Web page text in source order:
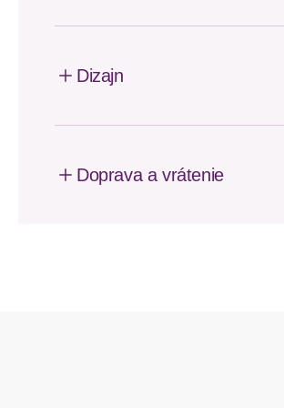
Dizajn
Doprava a vrátenie